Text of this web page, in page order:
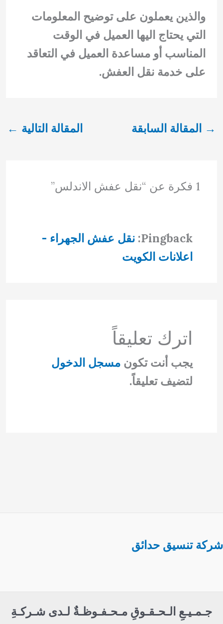
والذين يعملون على توضيح المعلومات
التي يحتاج اليها العميل في الوقت
المناسب أو مساعدة العميل في التعاقد
على خدمة نقل العفش.
→ المقالة السابقة المقالة التالية ←
1 فكرة عن “نقل عفش الاندلس”
Pingback: نقل عفش الجهراء -
اعلانات الكويت
اترك تعليقاً
يجب أنت تكونمسجل الدخول
لتضيف تعليقاً.
شركة تنسيق حدائق
جـمـيـعِ الـحـقـوقِ مـحـفـوظـةٌ لـدى شـركـةِ